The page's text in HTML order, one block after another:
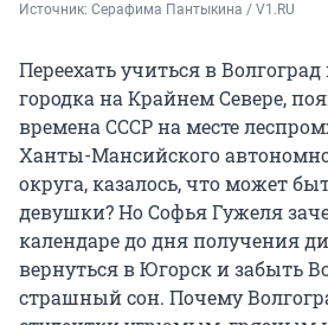
Источник: Серафима Пантыкина / V1.RU
Переехать учиться в
городка на Крайнем Севере,
времена СССР на месте
Ханты-Мансийского
округа, казалось, что может
девушки? Но Софья Гужеля
календаре до дня получения
вернуться в Югорск и забыть
страшный сон. Почему